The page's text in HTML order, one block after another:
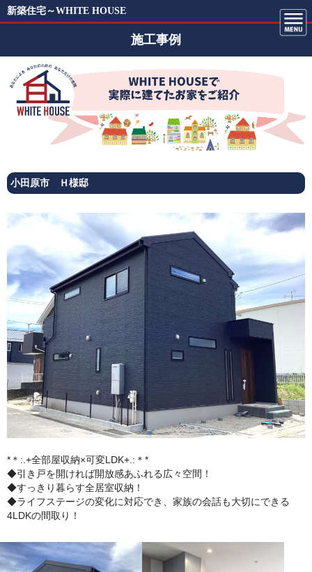
新築住宅～WHITE HOUSE
施工事例
小田原市 Ｈ様邸
*＊:.+全部屋収納×可変LDK+.:＊*
◆引き戸を開ければ開放感あふれる広々空間！
◆すっきり暮らす全居室収納！
◆ライフステージの変化に対応でき、家族の会話も大切にできる
4LDKの間取り！